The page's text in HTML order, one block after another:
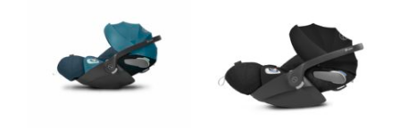
DÉTAILS
DÉTAILS